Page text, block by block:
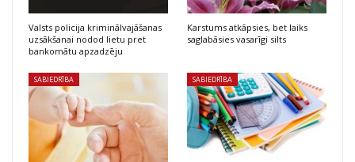
Valsts policija kriminālvajāšanas
uzsākšanai nodod lietu pret
bankomātu apzadzēju
Karstums atkāpsies, bet laiks
saglabāsies vasarīgi silts
SABIEDRĪBA SABIEDRĪBA